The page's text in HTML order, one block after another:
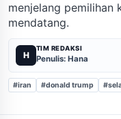
menjelang pemilihan
mendatang.
H
TIM REDAKSI
Penulis: Hana
#iran #donald trump